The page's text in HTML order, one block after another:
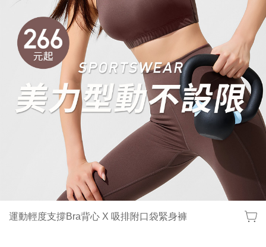
運動輕度支撐Bra背心 X 吸排附口袋緊身褲